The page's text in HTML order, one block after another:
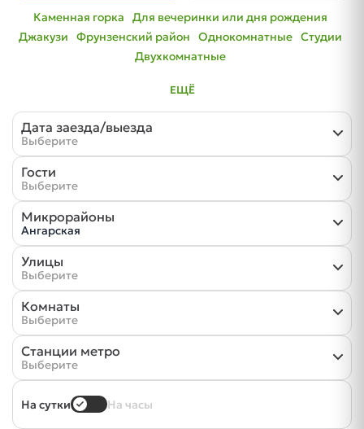
Каменная горка
Для вечеринки или дня рождения
Джакузи
Фрунзенский район Однокомнатные Студии
Двухкомнатные
ЕЩЁ
Дата заезда/выезда
Выберите
Гости
Выберите
Микрорайоны
Ангарская
Улицы
Выберите
Комнаты
Выберите
Станции метро
Выберите
На сутки На часы